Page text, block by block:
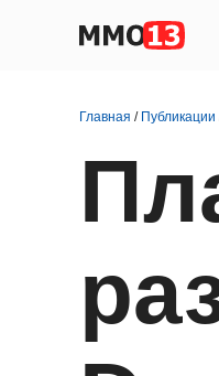
Главная / Публикации